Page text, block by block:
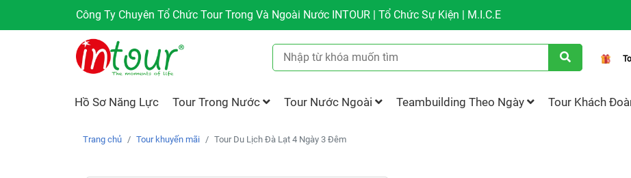
Công Ty Chuyên Tổ Chức Tour Trong Và Ngoài Nước INTOUR | Tổ Chức Sự Kiện | M.I.C.E
Hồ Sơ Năng Lực Tour Trong Nước Tour Nước Ngoài Teambuilding Theo Ngày Tour Khách
Trang chủ Tour khuyến mãi Tour Du Lịch Đà Lạt 4 Ngày 3 Đêm